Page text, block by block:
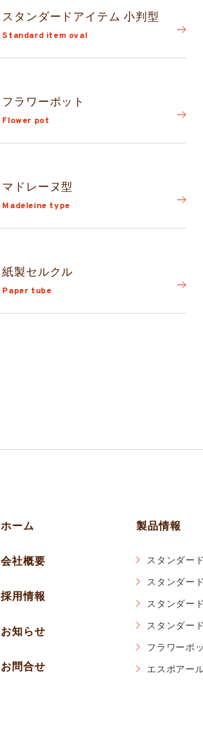
スタンダード アイテム 小判型
Standard item oval
フラワーポット
Flower pot
マドレーヌ型
Madeleine type
紙製セルクル
Paper tube
ホーム
会社概要
採用情報
お知らせ
お問合せ
製品情報
スタンダー
スタンダー
スタンダー
スタンダー
フラワーポ
エスポアー